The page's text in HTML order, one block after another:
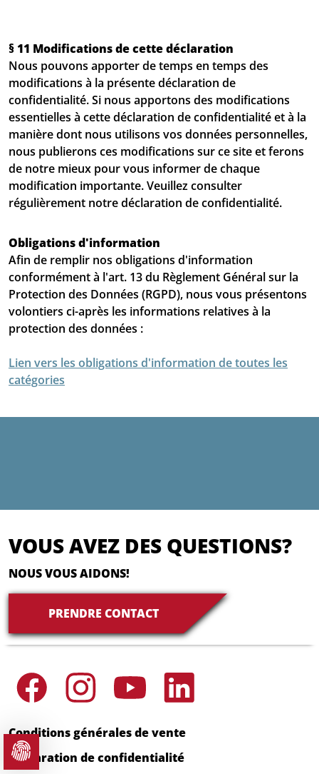
§ 11 Modifications de cette déclaration
Nous pouvons apporter de temps en temps des
modifications à la présente déclaration de
confidentialité. Si nous apportons des modifications
essentielles à cette déclaration de confidentialité et à la
manière dont nous utilisons vos données personnelles,
nous publierons ces modifications sur ce site et ferons
de notre mieux pour vous informer de chaque
modification importante. Veuillez consulter
régulièrement notre déclaration de confidentialité.
Obligations d'information
Afin de remplir nos obligations d'information
conformément à l'art. 13 du Règlement Général sur la
Protection des Données (RGPD), nous vous présentons
volontiers ci-après les informations relatives à la
protection des données :
Lien vers les obligations d'information de toutes les
catégories
VOUS AVEZ DES QUESTIONS?
NOUS VOUS AIDONS!
PRENDRE CONTACT
Conditions générales de vente
Déclaration de confidentialité